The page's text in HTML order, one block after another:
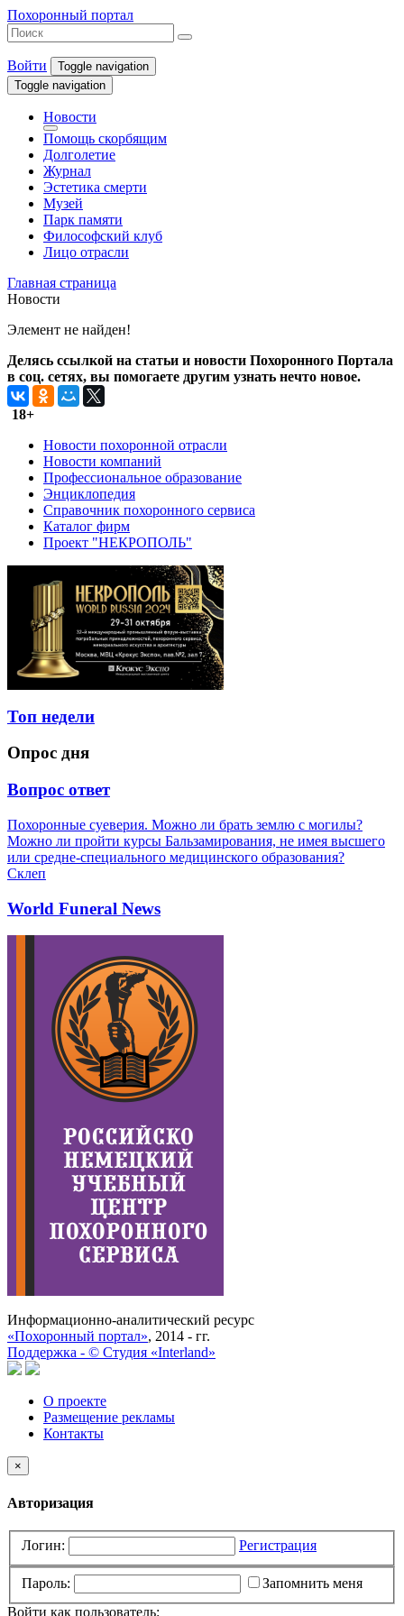
Похоронный портал
Войти
Toggle navigation
Toggle navigation
Новости
Помощь скорбящим
Долголетие
Журнал
Эстетика смерти
Музей
Парк памяти
Философский клуб
Лицо отрасли
Главная страница
Новости
Элемент не найден!
Делясь ссылкой на статьи и новости Похоронного Портала
в соц. сетях, вы помогаете другим узнать нечто новое.
18+
Новости похоронной отрасли
Новости компаний
Профессиональное образование
Энциклопедия
Справочник похоронного сервиса
Каталог фирм
Проект "НЕКРОПОЛЬ"
Топ недели
Опрос дня
Вопрос ответ
Похоронные суеверия. Можно ли брать землю с могилы?
Можно ли пройти курсы Бальзамирования, не имея высшего
или средне-специального медицинского образования?
Склеп
World Funeral News
Информационно-аналитический ресурс
«Похоронный портал», 2014 - гг.
Поддержка - © Cтудия «Interland»
О проекте
Размещение рекламы
Контакты
×
Авторизация
Логин: Регистрация
Пароль:
Запомнить меня
Войти как пользователь: